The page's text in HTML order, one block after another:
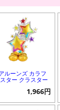
ルーンズ カラフ
ター クラスター
1,966円